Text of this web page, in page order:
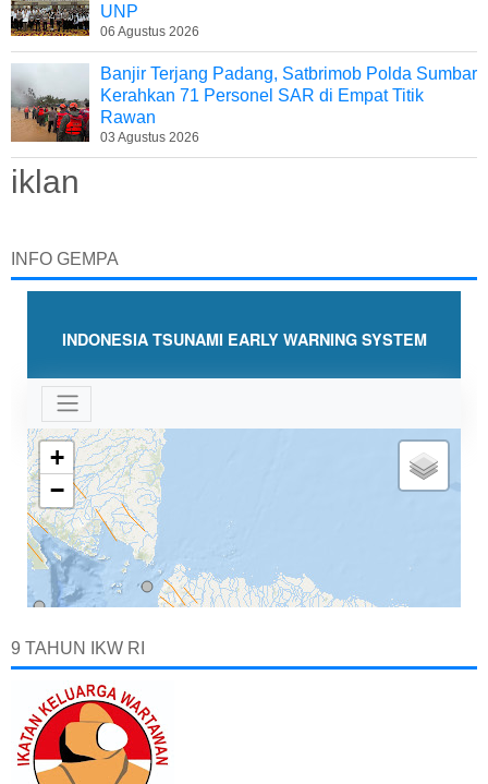
UNP
06 Agustus 2026
Banjir Terjang Padang, Satbrimob Polda Sumbar
Kerahkan 71 Personel SAR di Empat Titik
Rawan
03 Agustus 2026
iklan
INFO GEMPA
9 TAHUN IKW RI